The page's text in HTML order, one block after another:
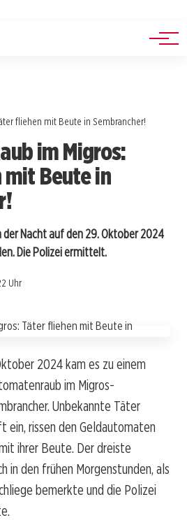
fliehen mit Beute in Sembrancher!
im Migros:
Beute in
der Nacht auf den 29. Oktober 2024
Die Polizei ermittelt.
Uhr
2024 kam es zu einem
im Migros-
Unbekannte Täter
ein, rissen den Geldautomaten
ihrer Beute. Der dreiste
in den frühen Morgenstunden, als
bemerkte und die Polizei